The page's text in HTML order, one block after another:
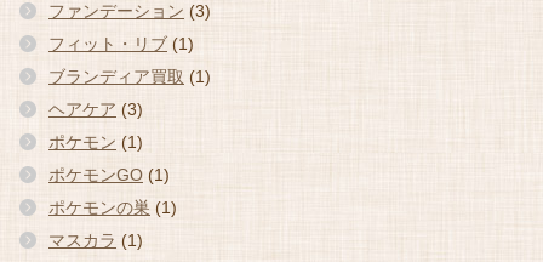
ファンデーション (3)
フィット・リブ (1)
ブランディア買取 (1)
ヘアケア (3)
ポケモン (1)
ポケモンGO (1)
ポケモンの巣 (1)
マスカラ (1)